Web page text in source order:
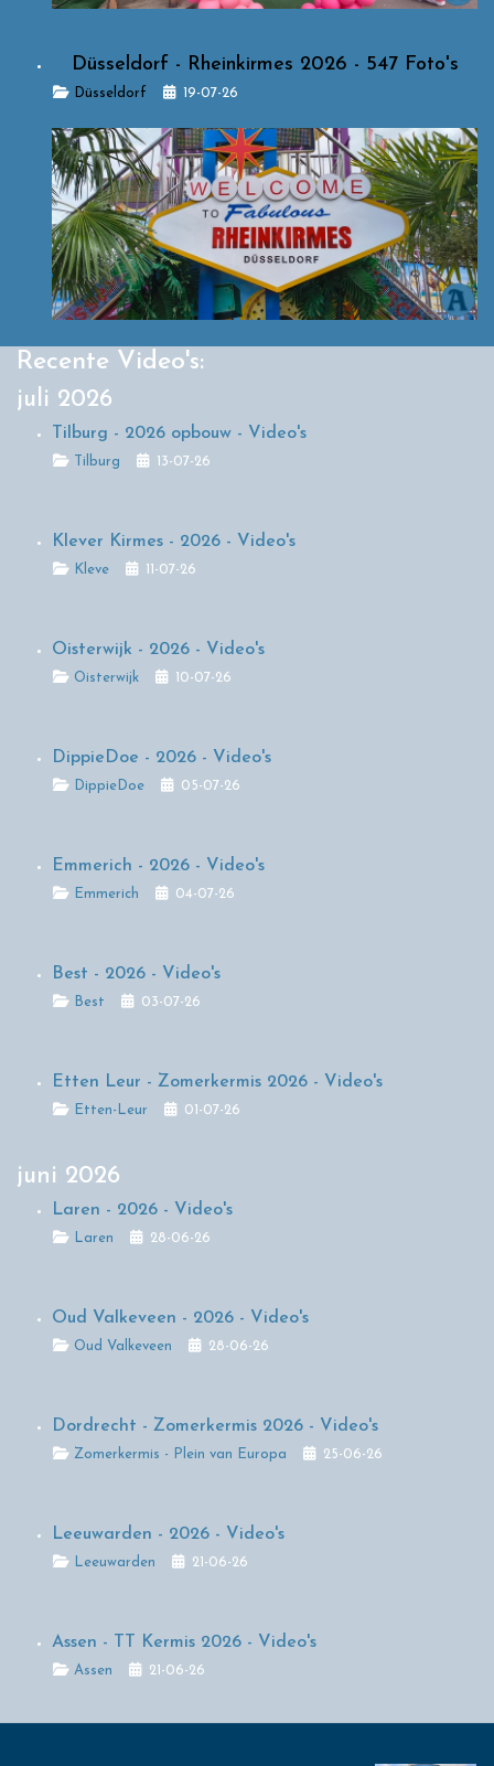
Düsseldorf - Rheinkirmes 2026 - 547 Foto's
DetailsDüsseldorf 19-07-26
Recente Video's:
juli 2026
Tilburg - 2026 opbouw - Video's
Details
Tilburg 13-07-26
Klever Kirmes - 2026 - Video's
Details
Kleve 11-07-26
Oisterwijk - 2026 - Video's
DetailsOisterwijk 10-07-26
DippieDoe - 2026 - Video's
DetailsDippieDoe 05-07-26
Emmerich - 2026 - Video's
DetailsEmmerich 04-07-26
Best - 2026 - Video's
Details
Best 03-07-26
Etten Leur - Zomerkermis 2026 - Video's
DetailsEtten-Leur 01-07-26
juni 2026
Laren - 2026 - Video's
Details
Laren 28-06-26
Oud Valkeveen - 2026 - Video's
DetailsOud Valkeveen 28-06-26
Dordrecht - Zomerkermis 2026 - Video's
Details
Zomerkermis - Plein van Europa 25-06-26
Leeuwarden - 2026 - Video's
DetailsLeeuwarden 21-06-26
Assen - TT Kermis 2026 - Video's
Details
Assen 21-06-26